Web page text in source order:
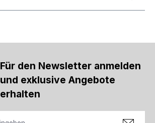
Für den Newsletter anmelden
und exklusive Angebote
erhalten